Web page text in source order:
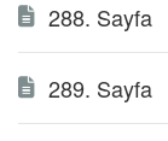
288. Sayfa
289. Sayfa